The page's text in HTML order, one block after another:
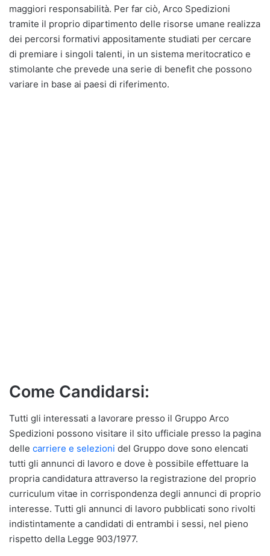
maggiori responsabilità. Per far ciò, Arco Spedizioni
tramite il proprio dipartimento delle risorse umane realizza
dei percorsi formativi appositamente studiati per cercare
di premiare i singoli talenti, in un sistema meritocratico e
stimolante che prevede una serie di benefit che possono
variare in base ai paesi di riferimento.
Come Candidarsi:
Tutti gli interessati a lavorare presso il Gruppo Arco
Spedizioni possono visitare il sito ufficiale presso la pagina
delle carriere e selezioni del Gruppo dove sono elencati
tutti gli annunci di lavoro e dove è possibile effettuare la
propria candidatura attraverso la registrazione del proprio
curriculum vitae in corrispondenza degli annunci di proprio
interesse. Tutti gli annunci di lavoro pubblicati sono rivolti
indistintamente a candidati di entrambi i sessi, nel pieno
rispetto della Legge 903/1977.